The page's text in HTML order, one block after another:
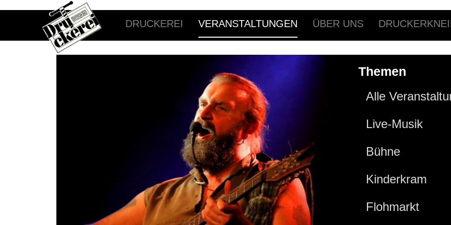
DRUCKEREI VERANSTALTUNGEN ÜBER UNS
Themen
Alle
Live-Musik
Bühne
Kinderkram
Flohmarkt